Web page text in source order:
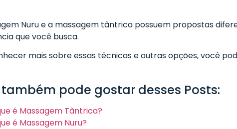
Nuru e a massagem tântrica possuem propostas
que você busca.
mais sobre essas técnicas e outras opções, você
pode gostar desses Posts:
é Massagem Tântrica?
é Massagem Nuru?